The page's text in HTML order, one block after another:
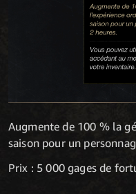
Augmente de 100 % la
saison pour un
Prix : 5 000 gages de